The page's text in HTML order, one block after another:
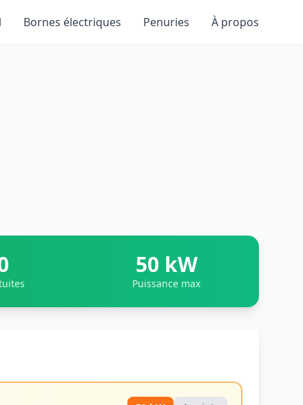
Bornes électriques Penuries À propos
50 kW
Puissance max